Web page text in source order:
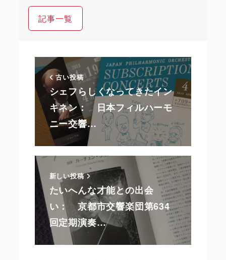
記事一覧
古い投稿
シェフらしくなってきたイン
キネン： 日本フィルハーモ
ニー交響…
新しい投稿
たいへんな才能との出会
い： 京都市交響楽団第634
回定期演奏…